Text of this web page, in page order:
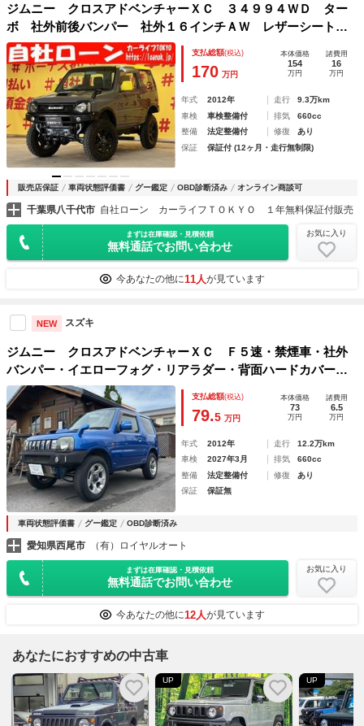
ジムニー クロスアドベンチャーＸＣ ３４９９４ＷＤ ター
ボ 社外前後バンパー 社外１６インチＡＷ レザーシート
社外カロッツエリア ＤＶＤ フルセグ ＣＤ Ｂｌｕｅｔｏ
ｏｔｈ ＥＴＣ車載器 キーレスエントリー ＲＰＧ３インチ
リフトＵＰ
支払総額(税込)
170 万円
本体価格
154
万円
諸費用
16
万円
年式 2012年 走行
9.3万km
車検
車検整備付 排気
660cc
整備
法定整備付 修復
あり
保証
保証付 (12ヶ月・走行無制限)
販売店保証 車両状態評価書 グー鑑定 OBD診断済み オンライン商談可
千葉県八千代市 自社ローン カーライフＴＯＫＹＯ １年無料保証付販売
まずは在庫確認・見積依頼
無料通話でお問い合わせ
お気に入り
今あなたの他に11人が見ています
NEW スズキ
ジムニー クロスアドベンチャーＸＣ Ｆ５速・禁煙車・社外
バンパー・イエローフォグ・リアラダー・背面ハードカバー・
ステンレスマフラー・メッキグリル・７インチインダッシュモ
ニター・Ｂｌｕｅｔｏｏｔｈ・ＤＶＤ・Ｄ席シートヒーター・
キーレス
支払総額(税込)
79.5 万円
本体価格
73
万円
諸費用
6.5
万円
年式 2012年 走行
12.2万km
車検
2027年3月 排気
660cc
整備
法定整備付 修復
あり
保証
保証無
車両状態評価書 グー鑑定 OBD診断済み
愛知県西尾市 （有）ロイヤルオート
まずは在庫確認・見積依頼
無料通話でお問い合わせ
お気に入り
今あなたの他に12人が見ています
あなたにおすすめの中古車
UP UP